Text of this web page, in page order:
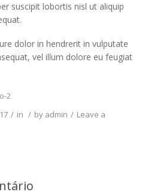
suscipit lobortis nisl ut aliquip
dolor in hendrerit in vulputate
vel illum dolore eu feugiat
2
in by admin
Leave a